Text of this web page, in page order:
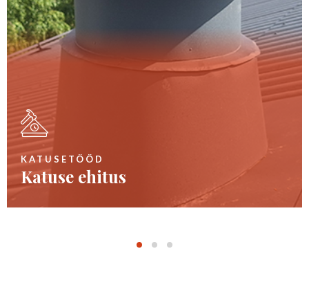
KATUSETÖÖD
Katuse ehitus